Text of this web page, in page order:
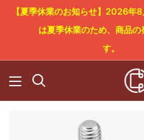
ン
【夏季休業のお知らせ】2026年
は夏季休業のため、商品
す
Craft